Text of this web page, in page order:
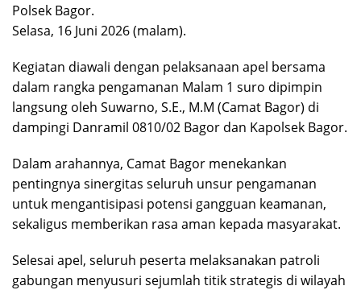
Polsek Bagor.
Selasa, 16 Juni 2026 (malam).
Kegiatan diawali dengan pelaksanaan apel bersama
dalam rangka pengamanan Malam 1 suro dipimpin
langsung oleh Suwarno, S.E., M.M (Camat Bagor) di
dampingi Danramil 0810/02 Bagor dan Kapolsek Bagor.
Dalam arahannya, Camat Bagor menekankan
pentingnya sinergitas seluruh unsur pengamanan
untuk mengantisipasi potensi gangguan keamanan,
sekaligus memberikan rasa aman kepada masyarakat.
Selesai apel, seluruh peserta melaksanakan patroli
gabungan menyusuri sejumlah titik strategis di wilayah